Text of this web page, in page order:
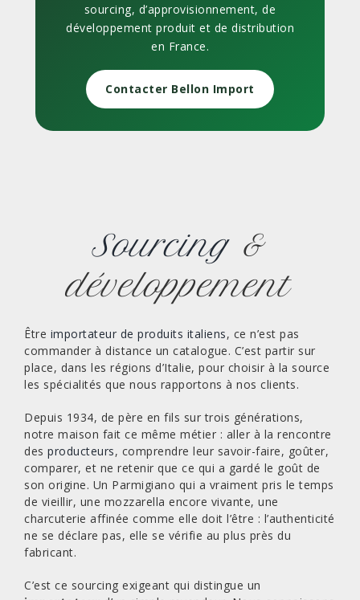
sourcing, d’approvisionnement, de
développement produit et de distribution
en France.
Contacter Bellon Import
Sourcing&
développement
Être importateur de produits italiens, ce n’est pas
commander à distance un catalogue. C’est partir sur
place, dans les régions d’Italie, pour choisir à la source
les spécialités que nous rapportons à nos clients.
Depuis 1934, de père en fils sur trois générations,
notre maison fait ce même métier : aller à la rencontre
des producteurs, comprendre leur savoir-faire, goûter,
comparer, et ne retenir que ce qui a gardé le goût de
son origine. Un Parmigiano qui a vraiment pris le temps
de vieillir, une mozzarella encore vivante, une
charcuterie affinée comme elle doit l’être : l’authenticité
ne se déclare pas, elle se vérifie au plus près du
fabricant.
C’est ce sourcing exigeant qui distingue un